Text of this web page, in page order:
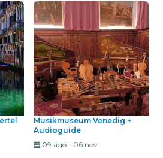
Musikmuseum Venedig +
Audioguide
09 ago- 06 nov